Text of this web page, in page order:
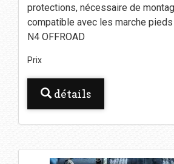
protections, nécessaire de
compatible avec les marche
N4 OFFROAD
Prix
détails